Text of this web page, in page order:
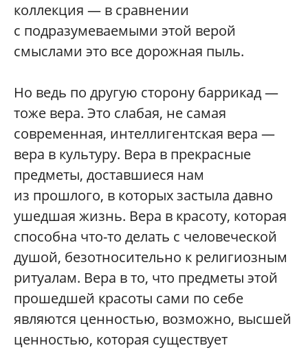
коллекция — в сравнении
с подразумеваемыми этой верой
смыслами это все дорожная пыль.
Но ведь по другую сторону баррикад —
тоже вера. Это слабая, не самая
современная, интеллигентская вера —
вера в культуру. Вера в прекрасные
предметы, доставшиеся нам
из прошлого, в которых застыла давно
ушедшая жизнь. Вера в красоту, которая
способна что-то делать с человеческой
душой, безотносительно к религиозным
ритуалам. Вера в то, что предметы этой
прошедшей красоты сами по себе
являются ценностью, возможно, высшей
ценностью, которая существует